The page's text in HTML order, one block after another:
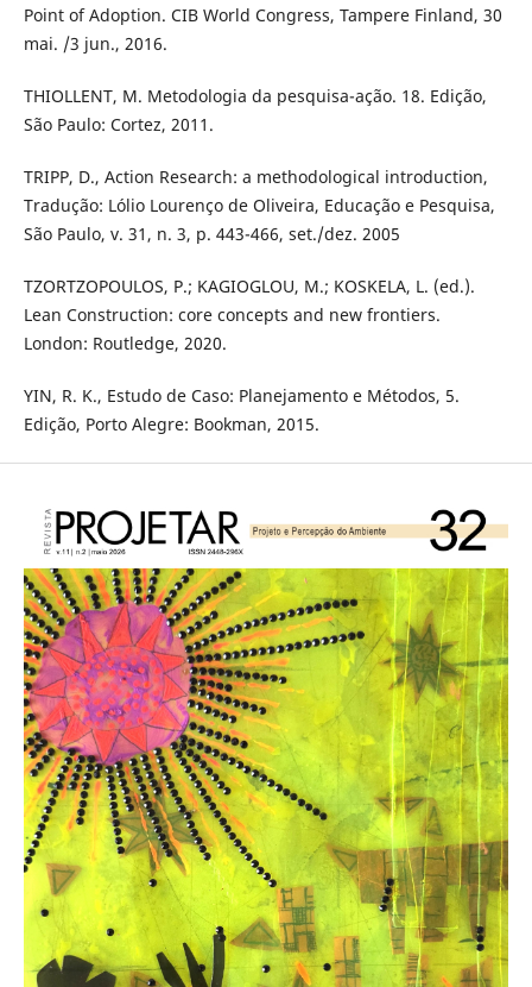
Point of Adoption. CIB World Congress, Tampere Finland, 30
mai. /3 jun., 2016.
THIOLLENT, M. Metodologia da pesquisa-ação. 18. Edição,
São Paulo: Cortez, 2011.
TRIPP, D., Action Research: a methodological introduction,
Tradução: Lólio Lourenço de Oliveira, Educação e Pesquisa,
São Paulo, v. 31, n. 3, p. 443-466, set./dez. 2005
TZORTZOPOULOS, P.; KAGIOGLOU, M.; KOSKELA, L. (ed.).
Lean Construction: core concepts and new frontiers.
London: Routledge, 2020.
YIN, R. K., Estudo de Caso: Planejamento e Métodos, 5.
Edição, Porto Alegre: Bookman, 2015.